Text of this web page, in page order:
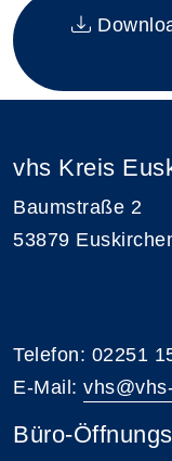
vhs Kreis
Baumstraße 2
53879
Telefon: 02251
E-Mail:
Büro-